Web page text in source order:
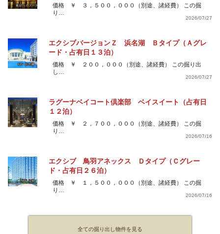
価格 ￥ ３，５００，０００（別途、諸経費） この掘
り…
2026/07/27
エクシブバージョンＺ 浜名湖 Ｂタイプ（Ａグレ
ード・占有日１３泊）
価格 ￥ ２００，０００（別途、諸経費） この掘り出
し…
2026/07/27
ラグーナベイコート倶楽部 ベイスイート（占有日
１２泊）
価格 ￥ ２，７００，０００（別途、諸経費） この掘
り…
2026/07/16
エクシブ 鳥羽アネックス Ｄタイプ（Ｃグレー
ド・占有日２６泊）
価格 ￥ １，５００，０００（別途、諸経費） この掘
り…
2026/07/16
全ての掘り出し物件を見る